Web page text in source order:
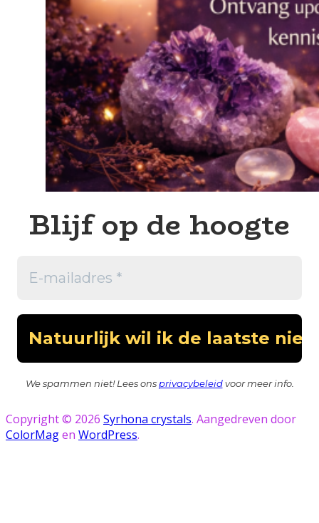
Blijf op de hoogte
We spammen niet! Lees ons privacybeleidvoor meer info.
Copyright © 2026 Syrhona crystals. Aangedreven door
ColorMagen WordPress.